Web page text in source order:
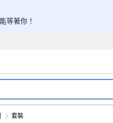
等著你！
套裝